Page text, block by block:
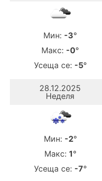
Мин: -3°
Макс: -0°
Усеща се: -5°
28.12.2025
Неделя
Мин: -2°
Макс: 1°
Усеща се: -7°